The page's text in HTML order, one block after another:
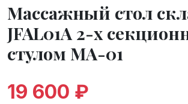
Массажный стол
JFAL01A 2-х
стулом МА-01
19 600 ₽